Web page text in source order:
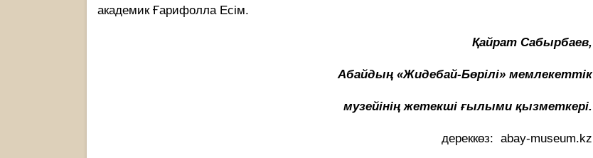
академик Ғарифолла Есім.
Қайрат Сабырбаев,
Абайдың «Жидебай-Бөрілі» мемлекеттік
музейінің жетекші ғылыми қызметкері.
дереккөз: abay-museum.kz